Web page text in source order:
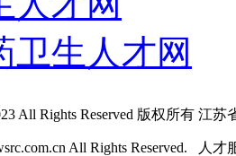
卫生人才网
All Rights Reserved 版权所有
All Rights Reserved. 人